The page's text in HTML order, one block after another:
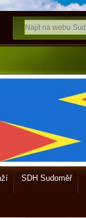
SDH Sudoměř